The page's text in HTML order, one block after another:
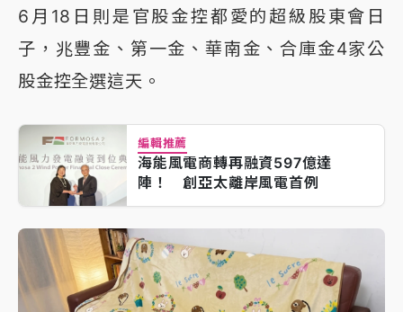
6月18日則是官股金控都愛的超級股東會日
子，兆豐金、第一金、華南金、合庫金4家公
股金控全選這天。
編輯推薦
海能風電商轉再融資597億達
陣！ 創亞太離岸風電首例